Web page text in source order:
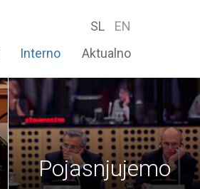
SL
EN
Interno Aktualno
Pojasnjujemo